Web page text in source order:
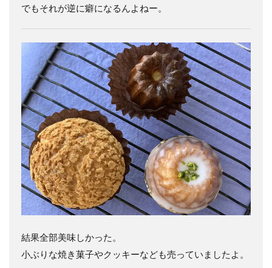
でもそれが逆に癖になるんよねー。
結果全部美味しかった。
小ぶりな焼き菓子やクッキーなども売っていましたよ。